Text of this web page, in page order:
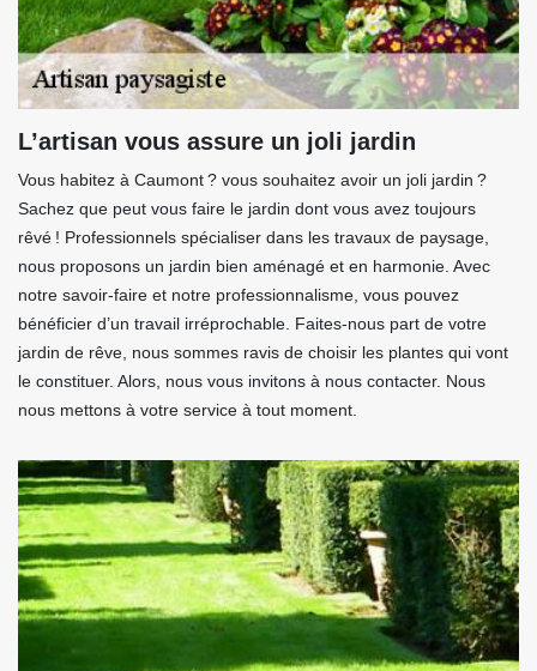
L’artisan vous assure un joli jardin
Vous habitez à Caumont ? vous souhaitez avoir un joli jardin ?
Sachez que peut vous faire le jardin dont vous avez toujours
rêvé ! Professionnels spécialiser dans les travaux de paysage,
nous proposons un jardin bien aménagé et en harmonie. Avec
notre savoir-faire et notre professionnalisme, vous pouvez
bénéficier d’un travail irréprochable. Faites-nous part de votre
jardin de rêve, nous sommes ravis de choisir les plantes qui vont
le constituer. Alors, nous vous invitons à nous contacter. Nous
nous mettons à votre service à tout moment.